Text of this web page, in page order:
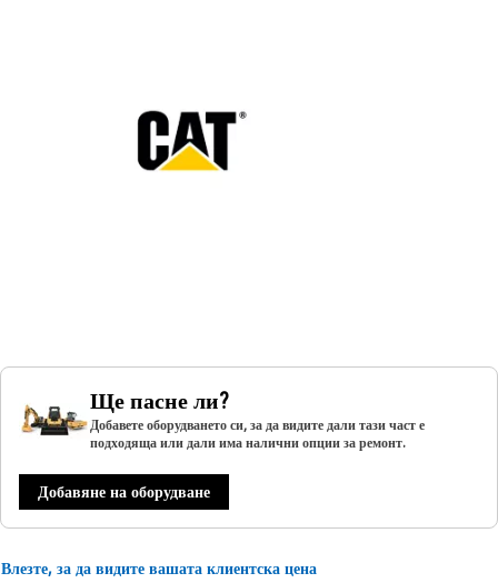
Ще пасне ли?
Добавете оборудването си, за да видите дали тази част е
подходяща или дали има налични опции за ремонт.
Добавяне на оборудване
Влезте, за да видите вашата клиентска цена